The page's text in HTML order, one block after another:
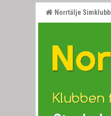
Norrtälje Simklubb